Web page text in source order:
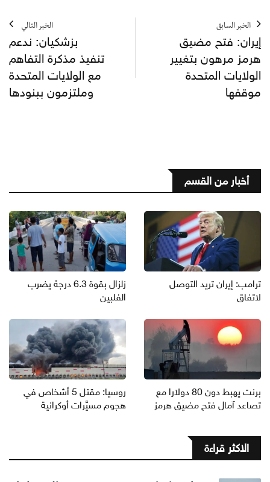
الخبر السابق
إيران: فتح مضيق
هرمز مرهون بتغيير
الولايات المتحدة
موقفها
الخبر التالي
بزشكيان: ندعم
تنفيذ مذكرة التفاهم
مع الولايات المتحدة
وملتزمون ببنودها
أخبار من القسم
ترامب: إيران تريد التوصل
لاتفاق
زلزال بقوة 6.3 درجة يضرب
الفلبين
برنت يهبط دون 80 دولارا مع
تصاعد آمال فتح مضيق هرمز
روسيا: مقتل 5 أشخاص في
هجوم مسيَّرات أوكرانية
الاكثر قراءة